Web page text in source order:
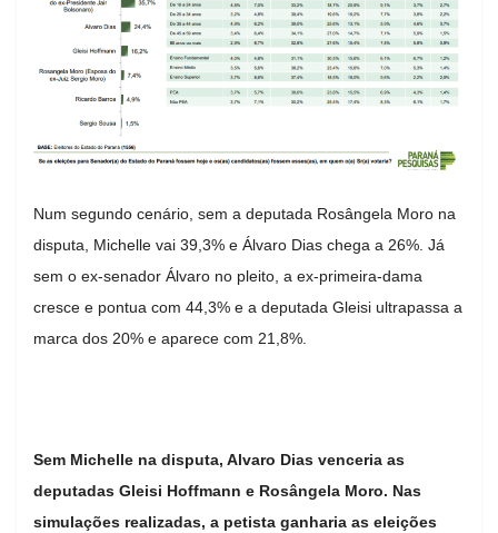
Num segundo cenário, sem a deputada Rosângela Moro na
disputa, Michelle vai 39,3% e Álvaro Dias chega a 26%. Já
sem o ex-senador Álvaro no pleito, a ex-primeira-dama
cresce e pontua com 44,3% e a deputada Gleisi ultrapassa a
marca dos 20% e aparece com 21,8%.
Sem Michelle na disputa, Alvaro Dias venceria as
deputadas Gleisi Hoffmann e Rosângela Moro. Nas
simulações realizadas, a petista ganharia as eleições